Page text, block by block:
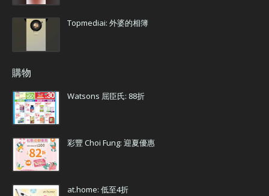
Topmediai: 外婆的相簿
購物
Watsons 屈臣氏: 88折
彩豐 Choi Fung: 迎夏優惠
at.home: 低至4折